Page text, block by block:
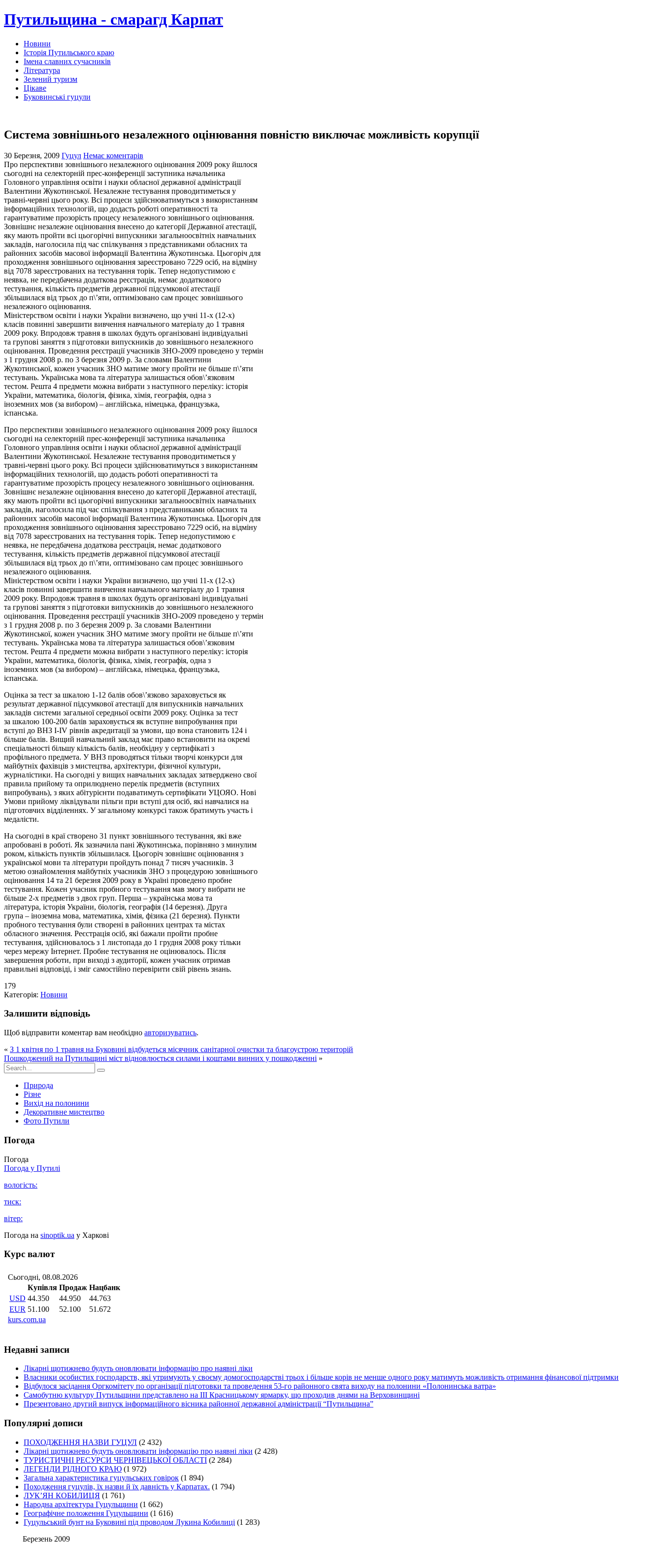
Путильщина - смарагд Карпат
Новини
Історія Путильського краю
Імена славних сучасників
Література
Зелений туризм
Цікаве
Буковинські гуцули
Система зовнішнього незалежного оцінювання повністю виключає можливість корупції
30 Березня, 2009 Гуцул Немає коментарів
Про перспективи зовнішнього незалежного оцінювання 2009 року йшлося
сьогодні на селекторній прес-конференції заступника начальника
Головного управління освіти і науки обласної державної адміністрації
Валентини Жукотинської. Незалежне тестування проводитиметься у
травні-червні цього року. Всі процеси здійснюватимуться з використанням
інформаційних технологій, що додасть роботі оперативності та
гарантуватиме прозорість процесу незалежного зовнішнього оцінювання.
Зовнішнє незалежне оцінювання внесено до категорії Державної атестації,
яку мають пройти всі цьогорічні випускники загальноосвітніх навчальних
закладів, наголосила під час спілкування з представниками обласних та
районних засобів масової інформації Валентина Жукотинська. Цьогоріч для
проходження зовнішнього оцінювання зареєстровано 7229 осіб, на відміну
від 7078 зареєстрованих на тестування торік. Тепер недопустимою є
неявка, не передбачена додаткова реєстрація, немає додаткового
тестування, кількість предметів державної підсумкової атестації
збільшилася від трьох до п\’яти, оптимізовано сам процес зовнішнього
незалежного оцінювання.
Міністерством освіти і науки України визначено, що учні 11-х (12-х)
класів повинні завершити вивчення навчального матеріалу до 1 травня
2009 року. Впродовж травня в школах будуть організовані індивідуальні
та групові заняття з підготовки випускників до зовнішнього незалежного
оцінювання. Проведення реєстрації учасників ЗНО-2009 проведено у термін
з 1 грудня 2008 р. по 3 березня 2009 р. За словами Валентини
Жукотинської, кожен учасник ЗНО матиме змогу пройти не більше п\’яти
тестувань. Українська мова та література залишається обов\’язковим
тестом. Решта 4 предмети можна вибрати з наступного переліку: історія
України, математика, біологія, фізика, хімія, географія, одна з
іноземних мов (за вибором) – англійська, німецька, французька,
іспанська.
Про перспективи зовнішнього незалежного оцінювання 2009 року йшлося
сьогодні на селекторній прес-конференції заступника начальника
Головного управління освіти і науки обласної державної адміністрації
Валентини Жукотинської. Незалежне тестування проводитиметься у
травні-червні цього року. Всі процеси здійснюватимуться з використанням
інформаційних технологій, що додасть роботі оперативності та
гарантуватиме прозорість процесу незалежного зовнішнього оцінювання.
Зовнішнє незалежне оцінювання внесено до категорії Державної атестації,
яку мають пройти всі цьогорічні випускники загальноосвітніх навчальних
закладів, наголосила під час спілкування з представниками обласних та
районних засобів масової інформації Валентина Жукотинська. Цьогоріч для
проходження зовнішнього оцінювання зареєстровано 7229 осіб, на відміну
від 7078 зареєстрованих на тестування торік. Тепер недопустимою є
неявка, не передбачена додаткова реєстрація, немає додаткового
тестування, кількість предметів державної підсумкової атестації
збільшилася від трьох до п\’яти, оптимізовано сам процес зовнішнього
незалежного оцінювання.
Міністерством освіти і науки України визначено, що учні 11-х (12-х)
класів повинні завершити вивчення навчального матеріалу до 1 травня
2009 року. Впродовж травня в школах будуть організовані індивідуальні
та групові заняття з підготовки випускників до зовнішнього незалежного
оцінювання. Проведення реєстрації учасників ЗНО-2009 проведено у термін
з 1 грудня 2008 р. по 3 березня 2009 р. За словами Валентини
Жукотинської, кожен учасник ЗНО матиме змогу пройти не більше п\’яти
тестувань. Українська мова та література залишається обов\’язковим
тестом. Решта 4 предмети можна вибрати з наступного переліку: історія
України, математика, біологія, фізика, хімія, географія, одна з
іноземних мов (за вибором) – англійська, німецька, французька,
іспанська.
Оцінка за тест за шкалою 1-12 балів обов\’язково зараховується як
результат державної підсумкової атестації для випускників навчальних
закладів системи загальної середньої освіти 2009 року. Оцінка за тест
за шкалою 100-200 балів зараховується як вступне випробування при
вступі до ВНЗ І-ІV рівнів акредитації за умови, що вона становить 124 і
більше балів. Вищий навчальний заклад має право встановити на окремі
спеціальності більшу кількість балів, необхідну у сертифікаті з
профільного предмета. У ВНЗ проводяться тільки творчі конкурси для
майбутніх фахівців з мистецтва, архітектури, фізичної культури,
журналістики. На сьогодні у вищих навчальних закладах затверджено свої
правила прийому та оприлюднено перелік предметів (вступних
випробувань), з яких абітурієнти подаватимуть сертифікати УЦОЯО. Нові
Умови прийому ліквідували пільги при вступі для осіб, які навчалися на
підготовчих відділеннях. У загальному конкурсі також братимуть участь і
медалісти.
На сьогодні в краї створено 31 пункт зовнішнього тестування, які вже
апробовані в роботі. Як зазначила пані Жукотинська, порівняно з минулим
роком, кількість пунктів збільшилася. Цьогоріч зовнішнє оцінювання з
української мови та літератури пройдуть понад 7 тисяч учасників. З
метою ознайомлення майбутніх учасників ЗНО з процедурою зовнішнього
оцінювання 14 та 21 березня 2009 року в Україні проведено пробне
тестування. Кожен учасник пробного тестування мав змогу вибрати не
більше 2-х предметів з двох груп. Перша – українська мова та
література, історія України, біологія, географія (14 березня). Друга
група – іноземна мова, математика, хімія, фізика (21 березня). Пункти
пробного тестування були створені в районних центрах та містах
обласного значення. Реєстрація осіб, які бажали пройти пробне
тестування, здійснювалось з 1 листопада до 1 грудня 2008 року тільки
через мережу Інтернет. Пробне тестування не оцінювалось. Після
завершення роботи, при виході з аудиторії, кожен учасник отримав
правильні відповіді, і зміг самостійно перевірити свій рівень знань.
179
Категорія: Новини
Залишити відповідь
Щоб відправити коментар вам необхідно авторизуватись.
« З 1 квітня по 1 травня на Буковині відбудеться місячник санітарної очистки та благоустрою територій
Пошкоджений на Путильщині міст відновлюється силами і коштами винних у пошкодженні »
Природа
Різне
Вихід на полонини
Декоративне мистецтво
Фото Путили
Погода
Погода
Погода у Путилі
вологість:
тиск:
вітер:
Погода на sinoptik.ua у Харкові
Курс валют
Недавні записи
Лікарні щотижнево будуть оновлювати інформацію про наявні ліки
Власники особистих господарств, які утримують у своєму домогосподарстві трьох і більше корів не менше одного року матимуть можливість отримання фінансової підтримки
Відбулося засідання Оргкомітету по організації підготовки та проведення 53-го районного свята виходу на полонини «Полонинська ватра»
Самобутню культуру Путильщини представлено на ІІІ Красницькому ярмарку, що проходив днями на Верховинщині
Презентовано другий випуск інформаційного вісника районної державної адміністрації “Путильщина”
Популярні дописи
ПОХОДЖЕННЯ НАЗВИ ГУЦУЛ (2 432)
Лікарні щотижнево будуть оновлювати інформацію про наявні ліки (2 428)
ТУРИСТИЧНІ РЕСУРСИ ЧЕРНІВЕЦЬКОЇ ОБЛАСТІ (2 284)
ЛЕГЕНДИ РІДНОГО КРАЮ (1 972)
Загальна характеристика гуцульських говірок (1 894)
Походження гуцулів, їх назви й їх давність у Карпатах. (1 794)
ЛУК’ЯН КОБИЛИЦЯ (1 761)
Народна архітектура Гуцульщини (1 662)
Географічне положення Гуцульщини (1 616)
Гуцульський бунт на Буковині під проводом Лукина Кобилиці (1 283)
Березень 2009